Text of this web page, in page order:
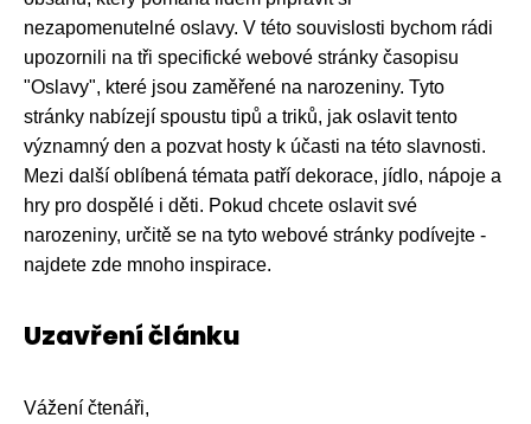
nezapomenutelné oslavy. V této souvislosti bychom rádi
upozornili na tři specifické webové stránky časopisu
"Oslavy", které jsou zaměřené na narozeniny. Tyto
stránky nabízejí spoustu tipů a triků, jak oslavit tento
významný den a pozvat hosty k účasti na této slavnosti.
Mezi další oblíbená témata patří dekorace, jídlo, nápoje a
hry pro dospělé i děti. Pokud chcete oslavit své
narozeniny, určitě se na tyto webové stránky podívejte -
najdete zde mnoho inspirace.
Uzavření článku
Vážení čtenáři,